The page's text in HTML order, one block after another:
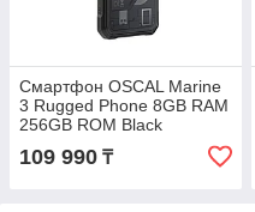
Смартфон OSCAL Marine
3 Rugged Phone 8GB RAM
256GB ROM Black
109 990 ₸